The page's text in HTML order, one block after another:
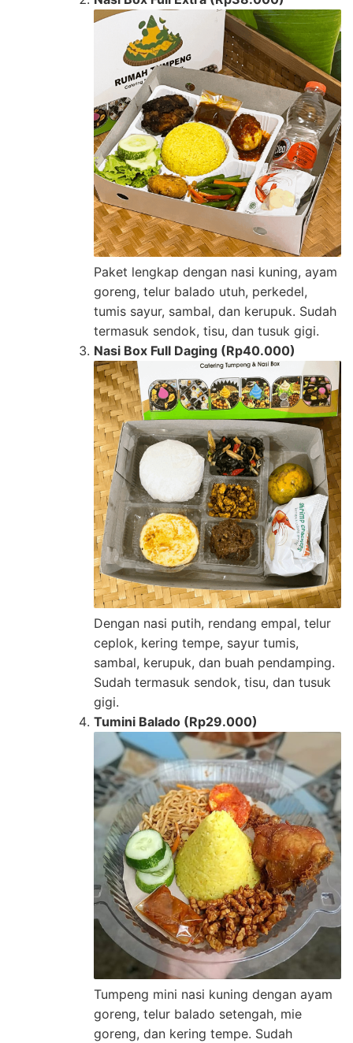
Paket lengkap dengan nasi kuning, ayam
goreng, telur balado utuh, perkedel,
tumis sayur, sambal, dan kerupuk. Sudah
termasuk sendok, tisu, dan tusuk gigi.
Nasi Box Full Daging (Rp40.000)
Dengan nasi putih, rendang empal, telur
ceplok, kering tempe, sayur tumis,
sambal, kerupuk, dan buah pendamping.
Sudah termasuk sendok, tisu, dan tusuk
gigi.
Tumini Balado (Rp29.000)
Tumpeng mini nasi kuning dengan ayam
goreng, telur balado setengah, mie
goreng, dan kering tempe. Sudah